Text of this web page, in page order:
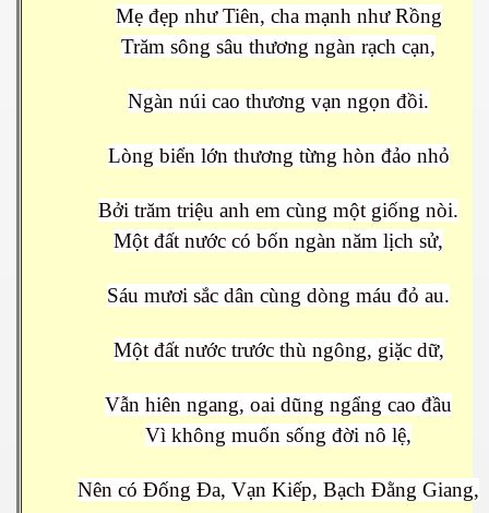
Mẹ đẹp như Tiên, cha mạnh như Rồng
Trăm sông sâu thương ngàn rạch cạn,
Ngàn núi cao thương vạn ngọn đồi.
Lòng biển lớn thương từng hòn đảo nhỏ
Bởi trăm triệu anh em cùng một giống nòi.
Một đất nước có bốn ngàn năm lịch sử,
Sáu mươi sắc dân cùng dòng máu đỏ au.
Một đất nước trước thù ngông, giặc dữ,
Vẫn hiên ngang, oai dũng ngẩng cao đầu
Vì không muốn sống đời nô lệ,
Nên có Đống Đa, Vạn Kiếp, Bạch Đằng Giang,